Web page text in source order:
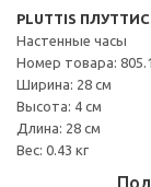
PLUTTIS ПЛУТТИС
Настенные часы
Номер товара:
Ширина: 28 см
Высота: 4 см
Длина: 28 см
Вес: 0.43 кг